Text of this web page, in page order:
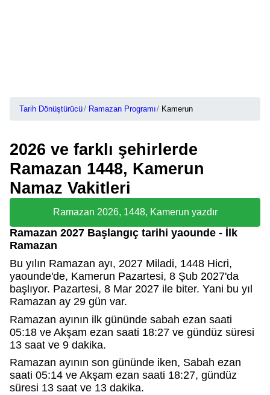
Tarih Dönüştürücü Ramazan Programı Kamerun
2026 ve farklı şehirlerde
Ramazan 1448, Kamerun
Namaz Vakitleri
Ramazan 2026, 1448, Kamerun yazdır
Ramazan 2027 Başlangıç tarihi yaounde - İlk
Ramazan
Bu yılın Ramazan ayı, 2027 Miladi, 1448 Hicri,
yaounde'de, Kamerun Pazartesi, 8 Şub 2027'da
başlıyor. Pazartesi, 8 Mar 2027 ile biter. Yani bu yıl
Ramazan ay 29 gün var.
Ramazan ayının ilk gününde sabah ezan saati
05:18 ve Akşam ezan saati 18:27 ve gündüz süresi
13 saat ve 9 dakika.
Ramazan ayının son gününde iken, Sabah ezan
saati 05:14 ve Akşam ezan saati 18:27, gündüz
süresi 13 saat ve 13 dakika.